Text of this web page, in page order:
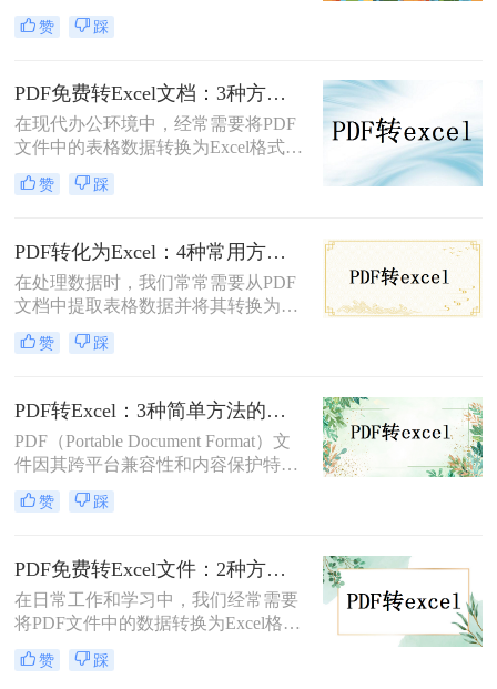
格式（如Excel），以便更好地进行数
据分析、编辑或共享。那么怎么把pdf
二种将PDF文件转换为电子表格的有
效方法。
赞 踩
PDF免费转Excel文档：3种方法的文件大小限制和表格识别效果！
在现代办公环境中，经常需要将PDF
文件中的表格数据转换为Excel格式以
便进行更深入的数据分析和编辑。对
于那些希望节省成本的用户来说，找
方案至关重要。那么pdf如何转换成
excel文档免费呢？本文将介绍三种可
以免费使用的PDF转Excel的方法。
赞 踩
PDF转化为Excel：4种常用方法按识别精度和操作门槛排序！
在处理数据时，我们常常需要从PDF
文档中提取表格数据并将其转换为
Excel格式以便进一步分析和编辑。那
么pdf如何转化为excel呢？本文将详细
赞 踩
PDF转Excel：3种简单方法的关键参数设置决定识别效果！
PDF（Portable Document Format）文
件因其跨平台兼容性和内容保护特性
而被广泛使用。然而，在处理和分析
数据时，Excel的灵活性和数据处理能
转换成Excel格式成为了一个常见的需
求。那么如何将pdf转换成excel呢？本
文将介绍三种将PDF转换成Excel的方
法。
赞 踩
PDF免费转Excel文件：2种方法的操作流程和常见识别错误修复！
在日常工作和学习中，我们经常需要
将PDF文件中的数据转换为Excel格
式，以便更方便地进行数据分析和处
理。那么怎么把pdf转换成excel文件免
赞 踩